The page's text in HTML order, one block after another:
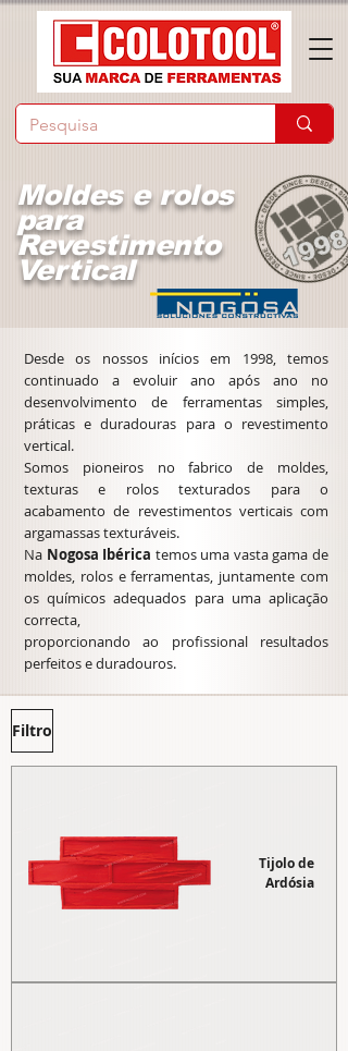
Moldes e rolos
para
Revestimento
Vertical
Desde os nossos inícios em 1998, temos
continuado a evoluir ano após ano no
desenvolvimento de ferramentas simples,
práticas e duradouras para o revestimento
vertical.
Somos pioneiros no fabrico de moldes,
texturas e rolos texturados para o
acabamento de revestimentos verticais com
argamassas texturáveis.
​Na Nogosa Ibérica temos uma vasta gama de
moldes, rolos e ferramentas, juntamente com
os químicos adequados para uma aplicação
correcta,
proporcionando ao profissional resultados
perfeitos e duradouros.
Filtro
Tijolo de
Ardósia